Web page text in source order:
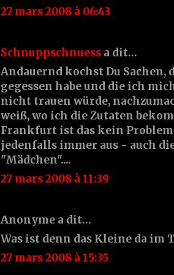
27 mars 2008 à 06:43
Schnuppschnuess a dit…
Andauernd kochst Du Sachen,
gegessen habe und die ich
nicht trauen würde,
weiß, wo ich die Zutaten
Frankfurt ist das kein
jedenfalls immer aus - auch
"Mädchen"....
27 mars 2008 à 11:39
Anonyme a dit…
Was ist denn das Kleine da im
27 mars 2008 à 15:35